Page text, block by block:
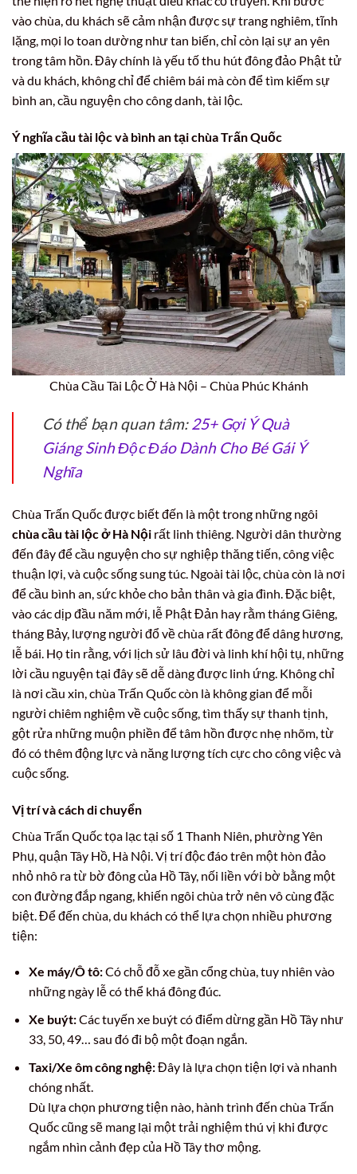
vào chùa, du khách sẽ cảm nhận được sự trang nghiêm, tĩnh
lặng, mọi lo toan dường như tan biến, chỉ còn lại sự an yên
trong tâm hồn. Đây chính là yếu tố thu hút đông đảo Phật tử
và du khách, không chỉ để chiêm bái mà còn để tìm kiếm sự
bình an, cầu nguyện cho công danh, tài lộc.
Ý nghĩa cầu tài lộc và bình an tại chùa Trấn Quốc
Chùa Cầu Tài Lộc Ở Hà Nội – Chùa Phúc Khánh
Có thể bạn quan tâm:25+ Gợi Ý Quà
Giáng Sinh Độc Đáo Dành Cho Bé Gái Ý
Nghĩa
Chùa Trấn Quốc được biết đến là một trong những ngôi
chùa cầu tài lộc ở Hà Nội rất linh thiêng. Người dân thường
đến đây để cầu nguyện cho sự nghiệp thăng tiến, công việc
thuận lợi, và cuộc sống sung túc. Ngoài tài lộc, chùa còn là nơi
để cầu bình an, sức khỏe cho bản thân và gia đình. Đặc biệt,
vào các dịp đầu năm mới, lễ Phật Đản hay rằm tháng Giêng,
tháng Bảy, lượng người đổ về chùa rất đông để dâng hương,
lễ bái. Họ tin rằng, với lịch sử lâu đời và linh khí hội tụ, những
lời cầu nguyện tại đây sẽ dễ dàng được linh ứng. Không chỉ
là nơi cầu xin, chùa Trấn Quốc còn là không gian để mỗi
người chiêm nghiệm về cuộc sống, tìm thấy sự thanh tịnh,
gột rửa những muộn phiền để tâm hồn được nhẹ nhõm, từ
đó có thêm động lực và năng lượng tích cực cho công việc và
cuộc sống.
Vị trí và cách di chuyển
Chùa Trấn Quốc tọa lạc tại số 1 Thanh Niên, phường Yên
Phụ, quận Tây Hồ, Hà Nội. Vị trí độc đáo trên một hòn đảo
nhỏ nhô ra từ bờ đông của Hồ Tây, nối liền với bờ bằng một
con đường đắp ngang, khiến ngôi chùa trở nên vô cùng đặc
biệt. Để đến chùa, du khách có thể lựa chọn nhiều phương
tiện:
Xe máy/Ô tô:Có chỗ đỗ xe gần cổng chùa, tuy nhiên vào
những ngày lễ có thể khá đông đúc.
Xe buýt:Các tuyến xe buýt có điểm dừng gần Hồ Tây như
33, 50, 49… sau đó đi bộ một đoạn ngắn.
Taxi/Xe ôm công nghệ:Đây là lựa chọn tiện lợi và nhanh
chóng nhất.
Dù lựa chọn phương tiện nào, hành trình đến chùa Trấn
Quốc cũng sẽ mang lại một trải nghiệm thú vị khi được
ngắm nhìn cảnh đẹp của Hồ Tây thơ mộng.